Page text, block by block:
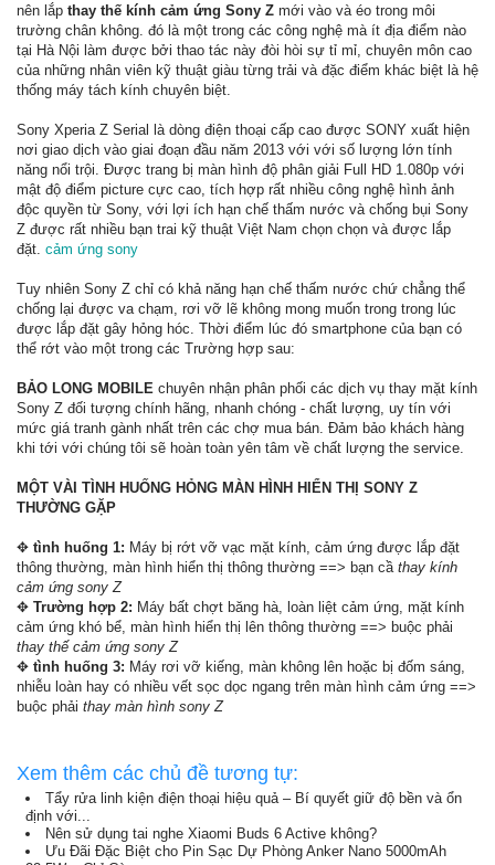
nên lắp thay thế kính cảm ứng Sony Z mới vào và éo trong môi
trường chân không. đó là một trong các công nghệ mà ít địa điểm nào
tại Hà Nội làm được bởi thao tác này đòi hòi sự tỉ mỉ, chuyên môn cao
của những nhân viên kỹ thuật giàu từng trải và đặc điểm khác biệt là hệ
thống máy tách kính chuyên biệt.
Sony Xperia Z Serial là dòng điện thoại cấp cao được SONY xuất hiện
nơi giao dịch vào giai đoạn đầu năm 2013 với với số lượng lớn tính
năng nổi trội. Được trang bị màn hình độ phân giải Full HD 1.080p với
mật độ điểm picture cực cao, tích hợp rất nhiều công nghệ hình ảnh
độc quyền từ Sony, với lợi ích hạn chế thấm nước và chống bụi Sony
Z được rất nhiều bạn trai kỹ thuật Việt Nam chọn chọn và được lắp
đặt. cảm ứng sony
Tuy nhiên Sony Z chỉ có khả năng hạn chế thấm nước chứ chẳng thể
chống lại được va chạm, rơi vỡ lẽ không mong muốn trong trong lúc
được lắp đặt gây hỏng hóc. Thời điểm lúc đó smartphone của bạn có
thể rớt vào một trong các Trường hợp sau:
BẢO LONG MOBILE chuyên nhận phân phối các dịch vụ thay mặt kính
Sony Z đối tượng chính hãng, nhanh chóng - chất lượng, uy tín với
mức giá tranh gành nhất trên các chợ mua bán. Đảm bảo khách hàng
khi tới với chúng tôi sẽ hoàn toàn yên tâm về chất lượng the service.
MỘT VÀI TÌNH HUỐNG HỎNG MÀN HÌNH HIỂN THỊ SONY Z
THƯỜNG GẶP
✥ tình huống 1: Máy bị rớt vỡ vạc mặt kính, cảm ứng được lắp đặt
thông thường, màn hình hiển thị thông thường ==> bạn cầ thay kính
cảm ứng sony Z
✥ Trường hợp 2: Máy bất chợt băng hà, loàn liệt cảm ứng, mặt kính
cảm ứng khó bể, màn hình hiển thị lên thông thường ==> buộc phải
thay thế cảm ứng sony Z
✥ tình huống 3: Máy rơi vỡ kiếng, màn không lên hoặc bị đốm sáng,
nhiễu loàn hay có nhiều vết sọc dọc ngang trên màn hình cảm ứng ==>
buộc phải thay màn hình sony Z
Xem thêm các chủ đề tương tự:
Tẩy rửa linh kiện điện thoại hiệu quả – Bí quyết giữ độ bền và ổn
định với...
Nên sử dụng tai nghe Xiaomi Buds 6 Active không?
Ưu Đãi Đặc Biệt cho Pin Sạc Dự Phòng Anker Nano 5000mAh